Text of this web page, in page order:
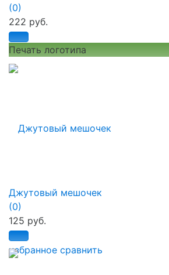
избранное сравнить
(0)
222 руб.
Печать логотипа
избранное сравнить
Джутовый мешочек
(0)
125 руб.